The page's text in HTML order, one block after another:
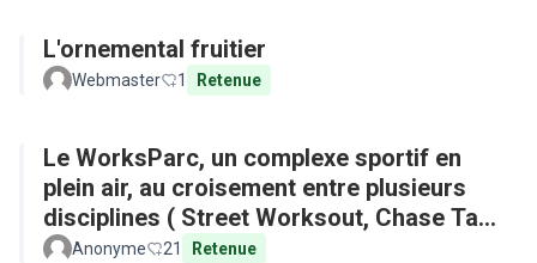
L'ornemental fruitier
Webmaster 1 Retenue
Le WorksParc, un complexe sportif en
plein air, au croisement entre plusieurs
disciplines ( Street Worksout, Chase Tag,
Parkour)
Anonyme 21 Retenue